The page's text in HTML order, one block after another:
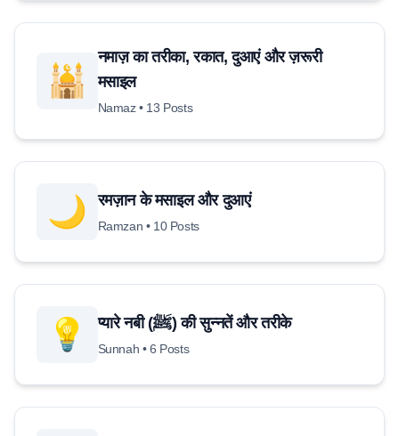
🕌
नमाज़ का तरीका, रकात, दुआएं और ज़रूरी
मसाइल
Namaz • 13 Posts
🌙 रमज़ान के मसाइल और दुआएं
Ramzan • 10 Posts
💡 प्यारे नबी (ﷺ) की सुन्नतें और तरीके
Sunnah • 6 Posts